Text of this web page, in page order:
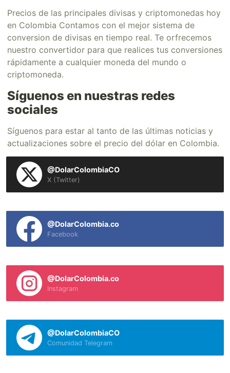
Precios de las principales divisas y criptomonedas hoy
en Colombia Contamos con el mejor sistema de
conversion de divisas en tiempo real. Te orfrecemos
nuestro convertidor para que realices tus conversiones
rápidamente a cualquier moneda del mundo o
criptomoneda.
Síguenos en nuestras redes
sociales
Síguenos para estar al tanto de las últimas noticias y
actualizaciones sobre el precio del dólar en Colombia.
@DolarColombiaCO
X (Twitter)
@DolarColombia.co
Facebook
@DolarColombia.co
Instagram
@DolarColombiaCO
Comunidad Telegram